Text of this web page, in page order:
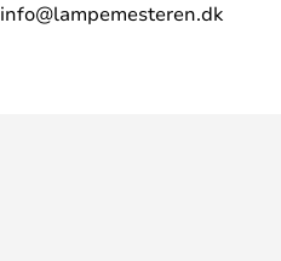
info@lampemesteren.dk